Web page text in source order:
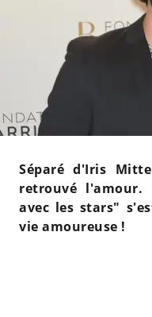
Séparé d'Iris
retrouvé l'amour.
avec les stars"
vie amoureuse !